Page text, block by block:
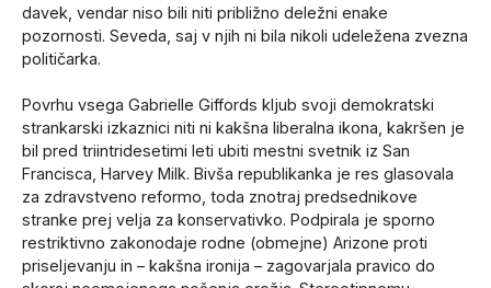
davek, vendar niso bili niti približno deležni enake
pozornosti. Seveda, saj v njih ni bila nikoli udeležena zvezna
političarka.
Povrhu vsega Gabrielle Giffords kljub svoji demokratski
strankarski izkaznici niti ni kakšna liberalna ikona, kakršen je
bil pred triintridesetimi leti ubiti mestni svetnik iz San
Francisca, Harvey Milk. Bivša republikanka je res glasovala
za zdravstveno reformo, toda znotraj predsednikove
stranke prej velja za konservativko. Podpirala je sporno
restriktivno zakonodaje rodne (obmejne) Arizone proti
priseljevanju in – kakšna ironija – zagovarjala pravico do